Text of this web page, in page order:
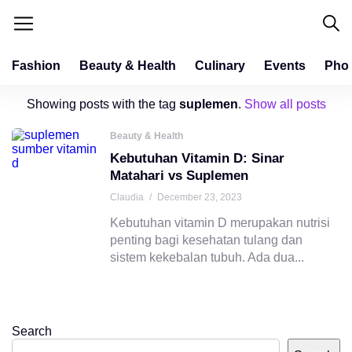
Fashion Beauty & Health Culinary Events
Showing posts with the tag suplemen. Show all posts
Beauty & Health
Kebutuhan Vitamin D: Sinar
Matahari vs Suplemen
Claudia / December 23, 2023
Kebutuhan vitamin D merupakan nutrisi
penting bagi kesehatan tulang dan
sistem kekebalan tubuh. Ada dua...
Search